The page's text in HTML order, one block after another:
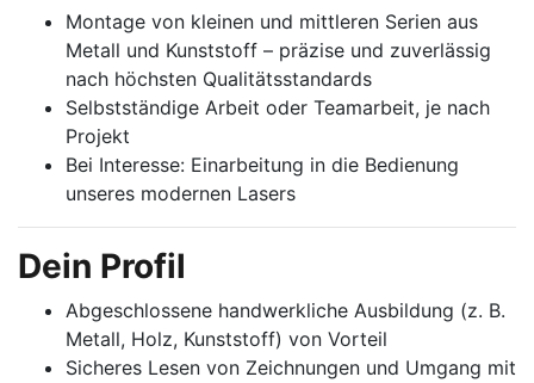
Montage von kleinen und mittleren Serien aus
Metall und Kunststoff – präzise und zuverlässig
nach höchsten Qualitätsstandards
Selbstständige Arbeit oder Teamarbeit, je nach
Projekt
Bei Interesse: Einarbeitung in die Bedienung
unseres modernen Lasers
Dein Profil
Abgeschlossene handwerkliche Ausbildung (z. B.
Metall, Holz, Kunststoff) von Vorteil
Sicheres Lesen von Zeichnungen und Umgang mit